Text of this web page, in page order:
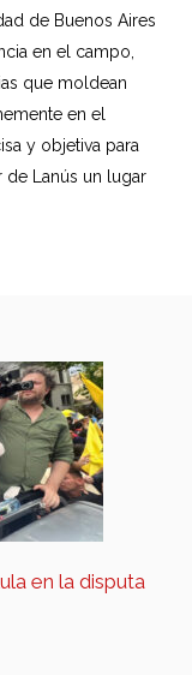
de Buenos Aires
en el campo,
que moldean
en el
y objetiva para
Lanús un lugar
en la disputa